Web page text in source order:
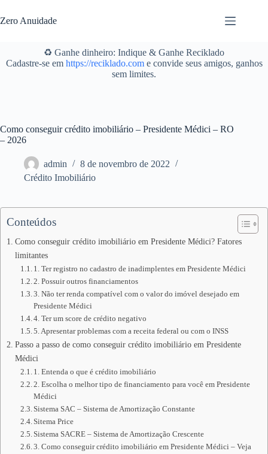
para
o
Zero Anuidade
♻️ Ganhe dinheiro: Indique & Ganhe Reciklado
Cadastre-se em https://reciklado.come convide seus amigos, ganhos
sem limites.
Como conseguir crédito imobiliário – Presidente Médici – RO
– 2026
admin
8 de novembro de 2022
Crédito Imobiliário
Conteúdos
Como conseguir crédito imobiliário em Presidente Médici? Fatores
limitantes
1. Ter registro no cadastro de inadimplentes em Presidente Médici
2. Possuir outros financiamentos
3. Não ter renda compatível com o valor do imóvel desejado em
Presidente Médici
4. Ter um score de crédito negativo
5. Apresentar problemas com a receita federal ou com o INSS
Passo a passo de como conseguir crédito imobiliário em Presidente
Médici
1. Entenda o que é crédito imobiliário
2. Escolha o melhor tipo de financiamento para você em Presidente
Médici
Sistema SAC – Sistema de Amortização Constante
Sitema Price
Sistema SACRE – Sistema de Amortização Crescente
3. Como conseguir crédito imobiliário em Presidente Médici – Veja